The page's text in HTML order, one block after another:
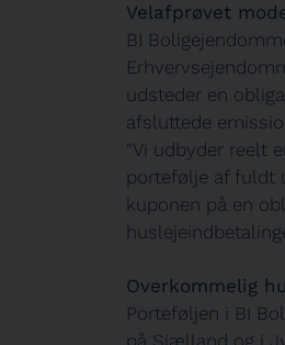
Velafprøvet
BI
udsteder en
afsluttede
"Vi udbyder reelt
portefølje af fuldt
kuponen på en
Overkommelig
Porteføljen i BI
på Sjælland og i